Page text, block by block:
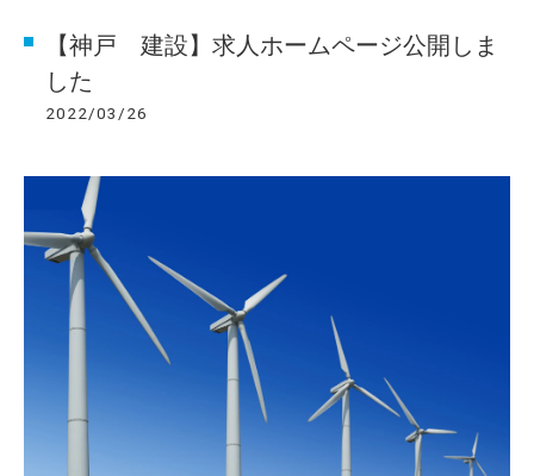
【神戸 建設】求人ホームページ公開しま
した
2022/03/26